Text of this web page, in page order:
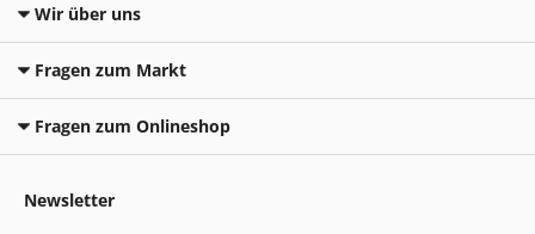
Wir über uns
Fragen zum Markt
Fragen zum Onlineshop
Newsletter